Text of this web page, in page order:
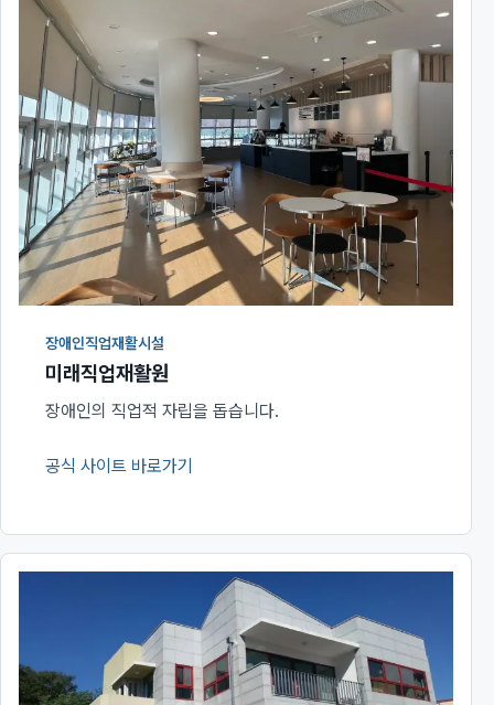
장애인직업재활시설
미래직업재활원
장애인의 직업적 자립을 돕습니다.
공식 사이트 바로가기
(새 창에서 열림)